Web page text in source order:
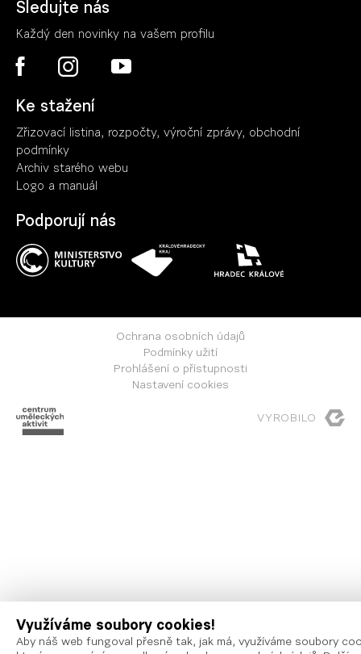
Sledujte nás
Každý den novinky na vašem profilu
Ke stažení
Zřizovací listina, rozpočty, výroční zprávy, obchodní
podmínky
Archiv starého webu
Logo a manuál
Podporují nás
Ochrana osobních údajů
Podmínky užití
Prohlášení o přístupnosti
Nastavení cookies
VYROBILO
Využíváme soubory cookies!
Aby náš web fungoval přesně tak, jak má, využíváme soubory